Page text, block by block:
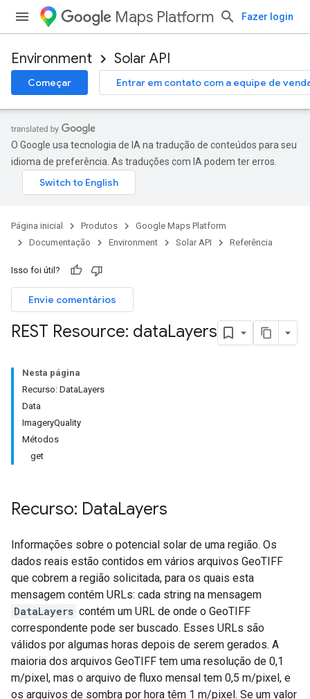
Maps Platform Fazer login
Environment Solar API
Começar Entrar em contato com a equipe de
O Google usa tecnologia de IA na tradução de conteúdos para seu
idioma de preferência. As traduções com IA podem ter erros.
Página inicial Produtos
Google Maps Platform
Documentação
Environment Solar API Referência
Isso foi útil?
Envie comentários
REST Resource: dataLayers
Nesta página
Recurso: DataLayers
Data
ImageryQuality
Métodos
get
Recurso: DataLayers
Informações sobre o potencial solar de uma região. Os
dados reais estão contidos em vários arquivos GeoTIFF
que cobrem a região solicitada, para os quais esta
mensagem contém URLs: cada string na mensagem
DataLayers contém um URL de onde o GeoTIFF
correspondente pode ser buscado. Esses URLs são
válidos por algumas horas depois de serem gerados. A
maioria dos arquivos GeoTIFF tem uma resolução de 0,1
m/pixel, mas o arquivo de fluxo mensal tem 0,5 m/pixel, e
os arquivos de sombra por hora têm 1 m/pixel. Se um valor